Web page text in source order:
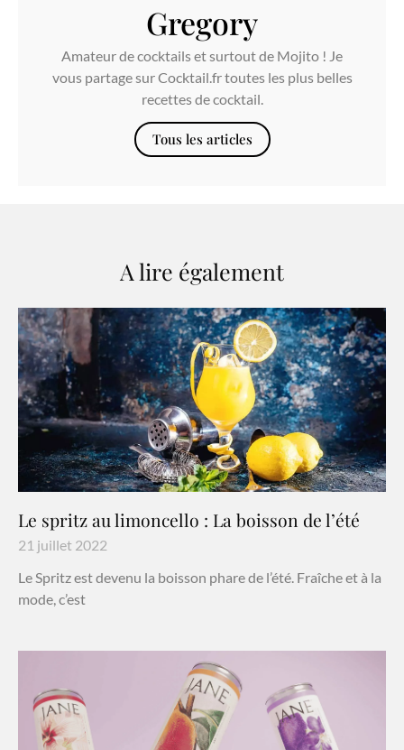
Gregory
Amateur de cocktails et surtout de Mojito ! Je
vous partage sur Cocktail.fr toutes les plus belles
recettes de cocktail.
Tous les articles
A lire également
Le spritz au limoncello : La boisson de l’été
21 juillet 2022
Le Spritz est devenu la boisson phare de l’été. Fraîche et à la
mode, c’est